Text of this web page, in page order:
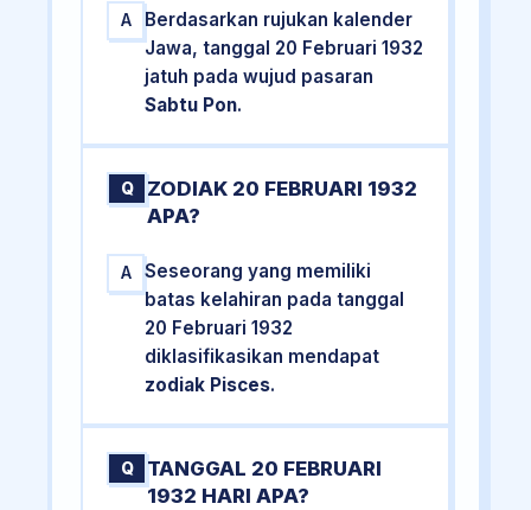
A
Berdasarkan rujukan kalender
Jawa, tanggal 20 Februari 1932
jatuh pada wujud pasaran
Sabtu Pon.
Q
ZODIAK 20 FEBRUARI 1932
APA?
A
Seseorang yang memiliki
batas kelahiran pada tanggal
20 Februari 1932
diklasifikasikan mendapat
zodiak Pisces.
Q
TANGGAL 20 FEBRUARI
1932 HARI APA?